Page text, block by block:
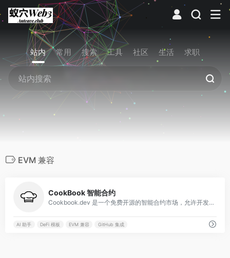
站内 常用 搜索 工具 社区 生活 求职
EVM 兼容
CookBook 智能合约
Cookbook.dev 是一个免费开源的智能合约市场，允许开发者上传、查找和一键部署 Solidity 智能合约，支持 AI 助手和 playground 环境，助力 Web3 项目快速启动。
AI 助手 DeFi 模板 EVM 兼容 GitHub 集成